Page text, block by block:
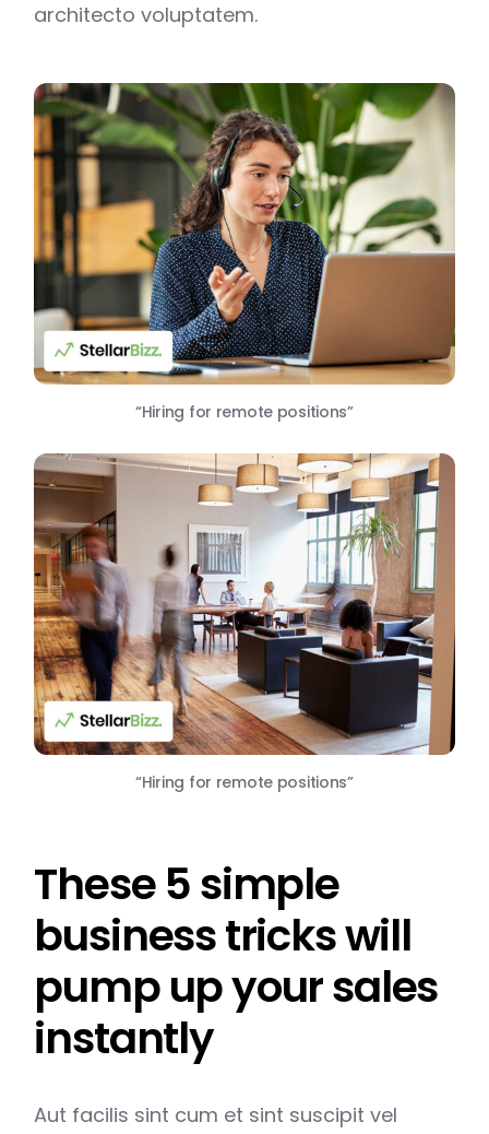
architecto voluptatem.
“Hiring for remote positions”
“Hiring for remote positions”
These 5 simple
business tricks will
pump up your sales
instantly
Aut facilis sint cum et sint suscipit vel